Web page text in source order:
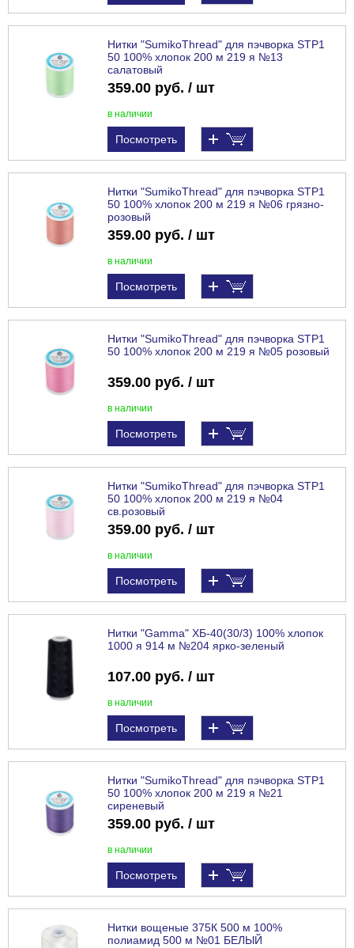
Нитки "SumikoThread" для пэчворка STP1
50 100% хлопок 200 м 219 я №13
салатовый
359.00 руб. / шт
в наличии
Посмотреть
Нитки "SumikoThread" для пэчворка STP1
50 100% хлопок 200 м 219 я №06 грязно-
розовый
359.00 руб. / шт
в наличии
Посмотреть
Нитки "SumikoThread" для пэчворка STP1
50 100% хлопок 200 м 219 я №05 розовый
359.00 руб. / шт
в наличии
Посмотреть
Нитки "SumikoThread" для пэчворка STP1
50 100% хлопок 200 м 219 я №04
св.розовый
359.00 руб. / шт
в наличии
Посмотреть
Нитки "Gamma" ХБ-40(30/3) 100% хлопок
1000 я 914 м №204 ярко-зеленый
107.00 руб. / шт
в наличии
Посмотреть
Нитки "SumikoThread" для пэчворка STP1
50 100% хлопок 200 м 219 я №21
сиреневый
359.00 руб. / шт
в наличии
Посмотреть
Нитки вощеные 375К 500 м 100%
полиамид 500 м №01 БЕЛЫЙ